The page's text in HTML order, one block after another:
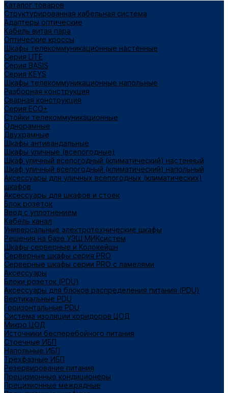
Каталог товаров
Структурированная кабельная система
Адаптеры оптические
Кабель витая пара
Оптические кроссы
Шкафы телекоммуникационные настенные
Cерия LITE
Cерия BASIS
Cерия KEYS
Шкафы телекоммуникационные напольные
Разборная конструкция
Сварная конструкция
Серия ECO+
Стойки телекоммуникационные
Однорамные
Двухрамные
Шкафы антивандальные
Шкафы уличные (всепогодные)
Шкаф уличный всепогодный (климатический) настенный
Шкаф уличный всепогодный (климатический) напольный
Аксессуары для уличных всепогодных (климатических)
шкафов
Аксессуары для шкафов и стоек
Блок розеток
Ввод с уплотнением
Кабель канал
Универсальные электротехнические шкафы
Решения на базе УЭШ МИКсистем
Шкафы серверные и Колокейшн
Серверные шкафы серия PRO
Серверные шкафы серии PRO с ламелями
Аксессуары
Блоки розеток (PDU)
Аксессуары для блоков распределения питания (PDU)
Вертикальные PDU
Горизонтальные PDU
Система изоляции коридоров ЦОД
Микро ЦОД
Источники бесперебойного питания
Стоечные ИБП
Напольные ИБП
Трёхфазные ИБП
Резервирование питания
Прецизионные кондиционеры
Прецизионные межрядные